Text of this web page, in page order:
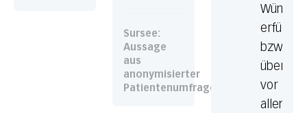
Sursee:
Aussage
aus
anonymisierter
Patientenumfrage
erfüllt
bzw.
vor
allem